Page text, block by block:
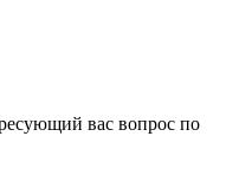
вас вопрос по